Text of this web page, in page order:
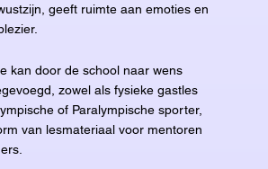
geeft ruimte aan emoties en
kan door de school naar wens
zowel als fysieke gastles
of Paralympische sporter,
van lesmateriaal voor mentoren